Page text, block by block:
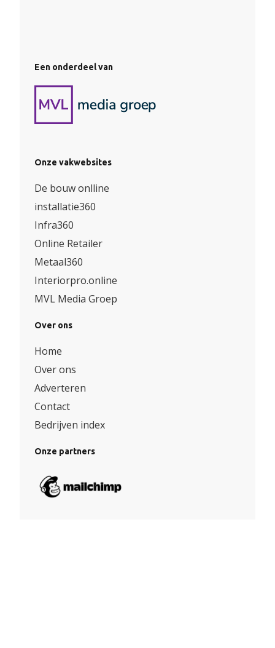
Een onderdeel van
Onze vakwebsites
De bouw onlline
installatie360
Infra360
Online Retailer
Metaal360
Interiorpro.online
MVL Media Groep
Over ons
Home
Over ons
Adverteren
Contact
Bedrijven index
Onze partners